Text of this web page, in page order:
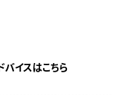
イスはこちら